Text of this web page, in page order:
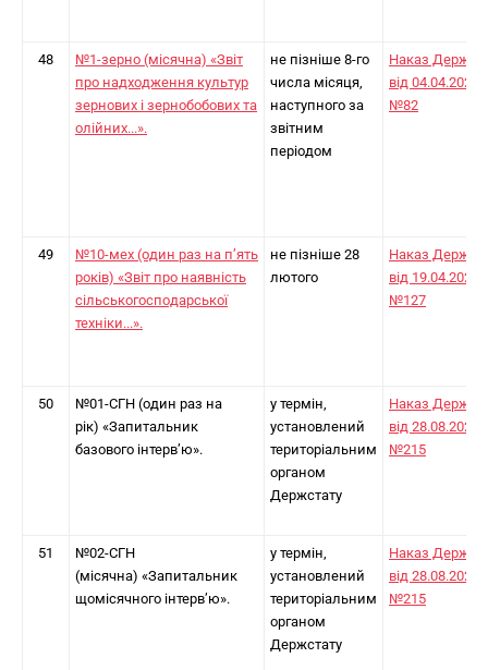
48
№1-зерно (місячна) «Звіт
про надходження культур
зернових і зернобобових та
олійних...».
не пізніше 8-го
числа місяця,
наступного за
звітним
періодом
Наказ
від 04.04.2024
№82
49
№10-мех (один раз на п’ять
років) «Звіт про наявність
сільськогосподарської
техніки...».
не пізніше 28
лютого
Наказ
від 19.04.2024
№127
50
№01-СГН (один раз на
рік) «Запитальник
базового інтерв’ю».
у термін,
установлений
територіальним
органом
Держстату
Наказ
від 28.08.2024
№215
51
№02-СГН
(місячна) «Запитальник
щомісячного інтерв’ю».
у термін,
установлений
територіальним
органом
Держстату
Наказ
від 28.08.2024
№215